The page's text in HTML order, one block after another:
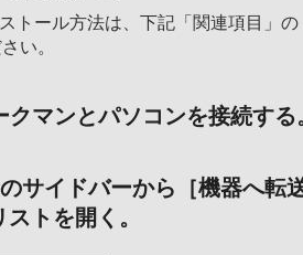
トール方法は、下記「関連項目」
い。
マンとパソコンを接続する
サイドバーから［機器へ転
トを開く。